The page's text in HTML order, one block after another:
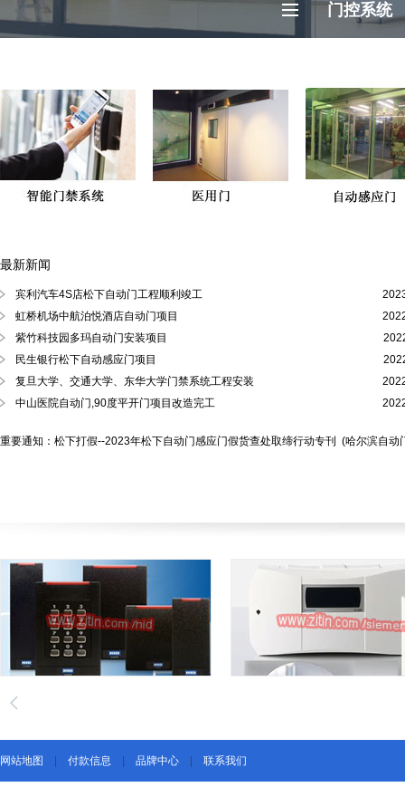
门控系统
最新新闻
宾利汽车4S店松下自动门工程顺利竣工
虹桥机场中航泊悦酒店自动门项目
紫竹科技园多玛自动门安装项目
民生银行松下自动感应门项目
复旦大学、交通大学、东华大学门禁系统工程安装
中山医院自动门,90度平开门项目改造完工
重要通知：松下打假--2023年松下自动门感应门假货查处取缔行动专刊 (哈尔滨自动
网站地图 付款信息 品牌中心 联系我们